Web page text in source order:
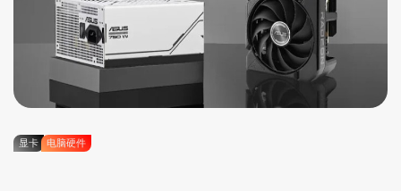
显卡 电脑硬件